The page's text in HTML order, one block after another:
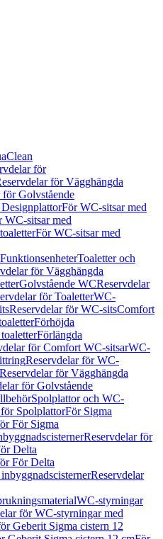
för
för Vägghängda
för Golvstående
För WC-sitsar med
WC-sitsar med
För WC-sitsar med
FunktionsenheterToaletter och
för Vägghängda
Golvstående WCReservdelar
för ToaletterWC-
Reservdelar för WC-sitsComfort
Förhöjda
Förlängda
för Comfort WC-sitsarWC-
Reservdelar för WC-
Reservdelar för Vägghängda
för Golvstående
Spolplattor och WC-
SpolplattorFör Sigma
För Sigma
Reservdelar för
Delta
För Delta
Reservdelar
WC-styrningar
för WC-styrningar med
Geberit Sigma cistern 12